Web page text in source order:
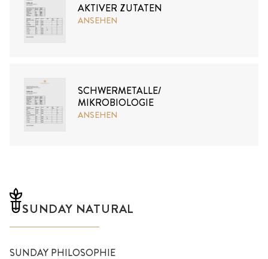
AKTIVER ZUTATEN
ANSEHEN
SCHWERMETALLE/
MIKROBIOLOGIE
ANSEHEN
SUNDAY NATURAL
SUNDAY PHILOSOPHIE